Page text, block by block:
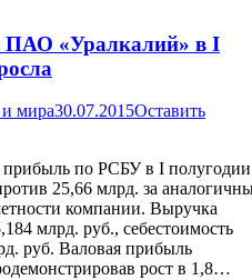
ПАО «Уралкалий» в I
мира30.07.2015Оставить
прибыль по РСБУ в I полугодии
25,66 млрд. за
компании. Выручка
млрд. руб., себестоимость
руб. Валовая прибыль
рост в 1,8…